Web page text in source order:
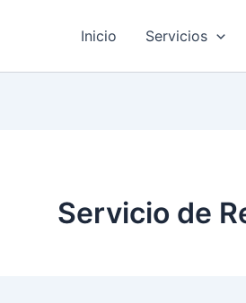
Inicio Servicios
Servicio de